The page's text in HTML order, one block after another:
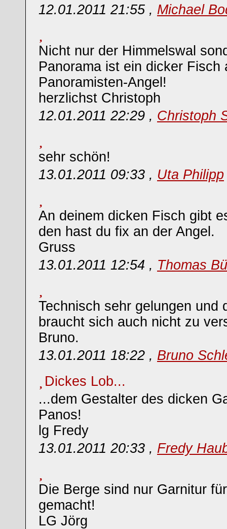
12.01.2011 21:55 , Michael
Nicht nur der Himmelswal
Panorama ist ein dicker Fisch
Panoramisten-Angel!
herzlichst Christoph
12.01.2011 22:29 , Christoph
sehr schön!
13.01.2011 09:33 , Uta Philipp
An deinem dicken Fisch gibt
den hast du fix an der Angel.
Gruss
13.01.2011 12:54 , Thomas
Technisch sehr gelungen und
braucht sich auch nicht zu
Bruno.
13.01.2011 18:22 , Bruno
Dickes Lob...
...dem Gestalter des dicken
Panos!
lg Fredy
13.01.2011 20:33 , Fredy
Die Berge sind nur Garnitur
gemacht!
LG Jörg